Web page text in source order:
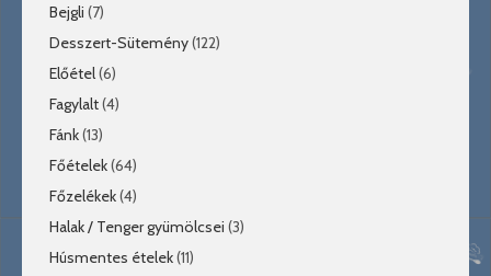
Bejgli (7)
Desszert-Sütemény(122)
Előétel(6)
Fagylalt(4)
Fánk(13)
Főételek(64)
Főzelékek(4)
Halak / Tenger gyümölcsei (3)
Húsmentes ételek(11)